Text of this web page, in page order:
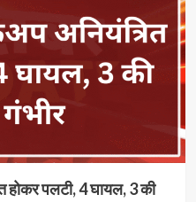
होकर पलटी, 4 घायल, 3 की